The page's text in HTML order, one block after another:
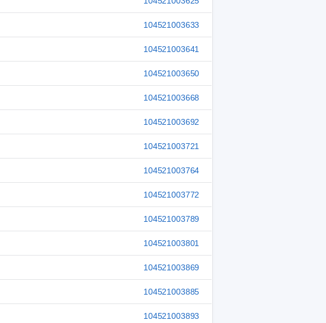
104521003633
104521003641
104521003650
104521003668
104521003692
104521003721
104521003764
104521003772
104521003789
104521003801
104521003869
104521003885
104521003893